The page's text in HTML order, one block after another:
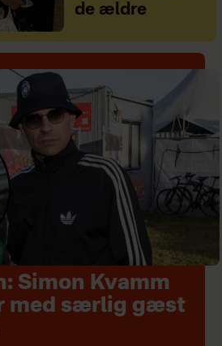
de ældre
Simon Kvamm
med særlig gæst